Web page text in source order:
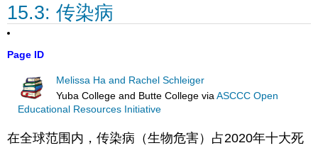
15.3: 传染病
Page ID
Melissa Ha and Rachel Schleiger
Yuba College and Butte College viaASCCC Open
Educational Resources Initiative
在全球范围内，传染病（生物危害）占2020年十大死